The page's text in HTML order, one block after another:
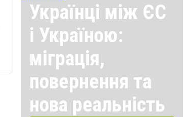
Українці між ЄС
і Україною:
міграція,
повернення та
нова реальність